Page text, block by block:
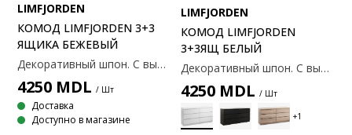
LIMFJORDEN
КОМОД LIMFJORDEN 3+3
ЯЩИКА БЕЖЕВЫЙ
Декоративный шпон. С выдвижными ящиками. 161х48х79 см.
4250 MDL / Шт
Доставка
Доступно в магазине
LIMFJORDEN
КОМОД LIMFJORDEN
3+3ЯЩ БЕЛЫЙ
Декоративный шпон. С выдвижными ящиками. 161х48х79 см.
4250 MDL / Шт